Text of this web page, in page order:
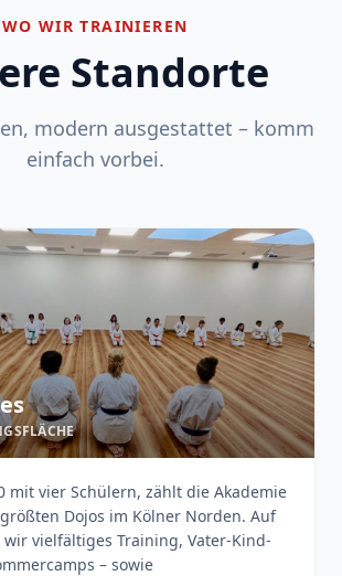
WO WIR TRAINIEREN
Standorte
modern ausgestattet – komm
einfach vorbei.
mit vier Schülern, zählt die Akademie
Dojos im Kölner Norden. Auf
wir vielfältiges Training, Vater-Kind-
– sowie